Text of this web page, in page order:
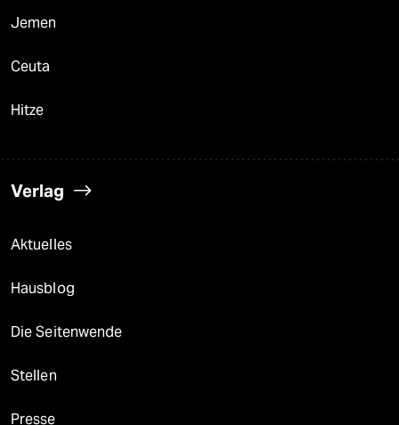
Jemen
Ceuta
Hitze
Verlag
Aktuelles
Hausblog
Die Seitenwende
Stellen
Presse